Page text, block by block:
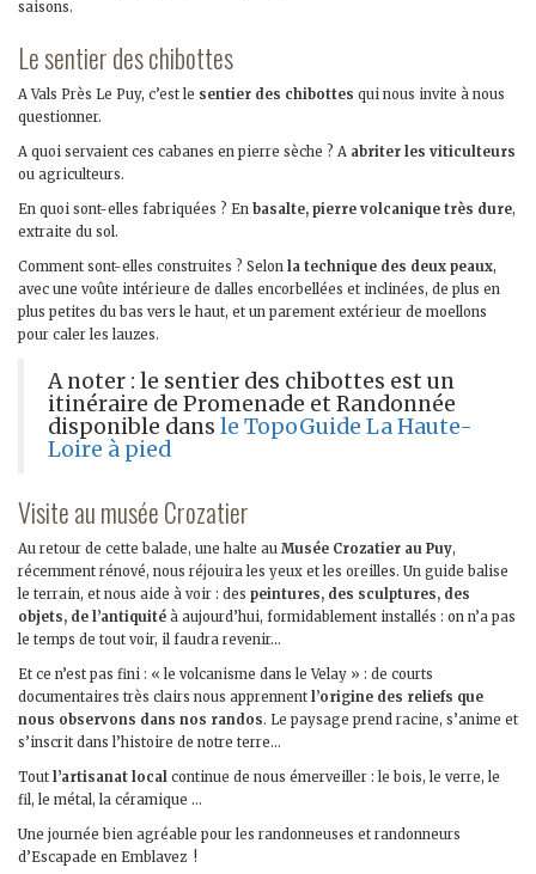
saisons.
Le sentier des chibottes
A Vals Près Le Puy, c’est le sentier des chibottes qui nous invite à nous
questionner.
A quoi servaient ces cabanes en pierre sèche ? A abriter les viticulteurs
ou agriculteurs.
En quoi sont-elles fabriquées ? En basalte, pierre volcanique très dure,
extraite du sol.
Comment sont-elles construites ? Selon la technique des deux peaux,
avec une voûte intérieure de dalles encorbellées et inclinées, de plus en
plus petites du bas vers le haut, et un parement extérieur de moellons
pour caler les lauzes.
A noter : le sentier des chibottes est un
itinéraire de Promenade et Randonnée
disponible dans le TopoGuide La Haute-
Loire à pied
Visite au musée Crozatier
Au retour de cette balade, une halte au Musée Crozatier au Puy,
récemment rénové, nous réjouira les yeux et les oreilles. Un guide balise
le terrain, et nous aide à voir : des peintures, des sculptures, des
objets, de l’antiquité à aujourd’hui, formidablement installés : on n’a pas
le temps de tout voir, il faudra revenir…
Et ce n’est pas fini : « le volcanisme dans le Velay » : de courts
documentaires très clairs nous apprennent l’origine des reliefs que
nous observons dans nos randos. Le paysage prend racine, s’anime et
s’inscrit dans l’histoire de notre terre…
Tout l’artisanat local continue de nous émerveiller : le bois, le verre, le
fil, le métal, la céramique …
Une journée bien agréable pour les randonneuses et randonneurs
d’Escapade en Emblavez !